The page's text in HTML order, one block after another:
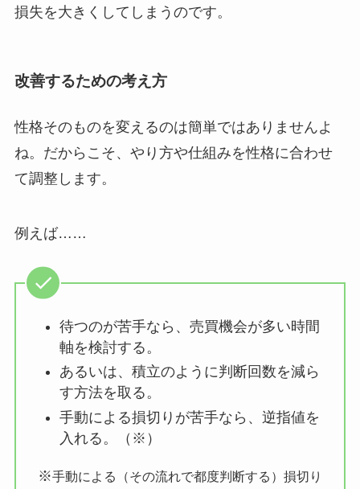
損失を大きくしてしまうのです。
改善するための考え方
性格そのものを変えるのは簡単ではありませんよ
ね。 だからこそ、やり方や仕組みを性格に合わせ
て調整します。
例えば……
待つのが苦手なら、売買機会が多い時間
軸を検討する。
あるいは、積立のように判断回数を減ら
す方法を取る。
手動による損切りが苦手なら、逆指値を
入れる。（※）
※手動による（その流れで都度判断する）損切り